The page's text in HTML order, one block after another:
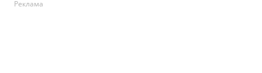
Реклама